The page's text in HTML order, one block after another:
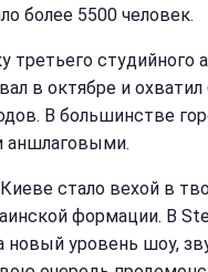
более 5500 человек.
третьего студийного
в октябре и
В большинстве
аншлаговыми.
стало вехой в
формации. В
новый уровень шоу,